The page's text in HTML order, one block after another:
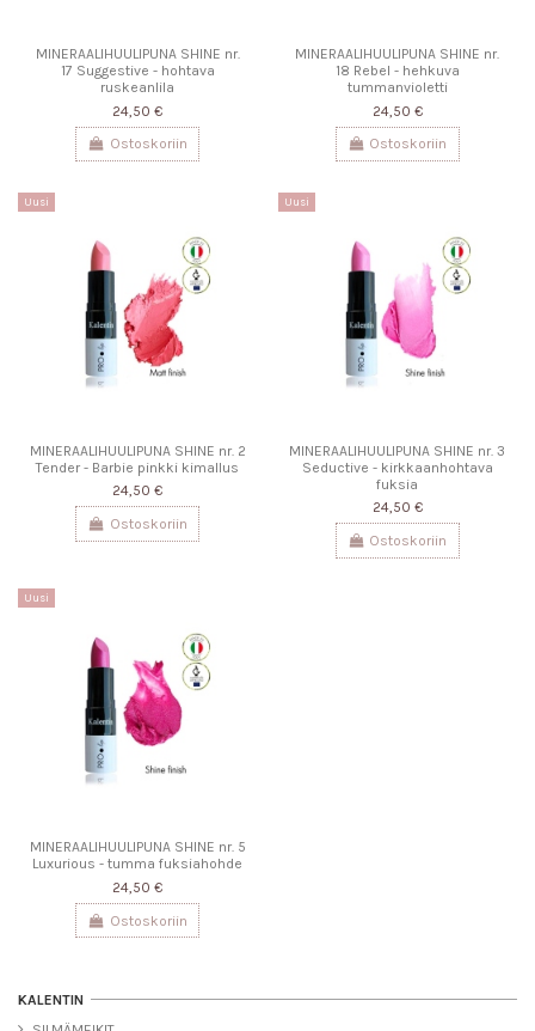
MINERAALIHUULIPUNA SHINE nr.
17 Suggestive - hohtava
ruskeanlila
24,50 €
Ostoskoriin
MINERAALIHUULIPUNA SHINE nr.
18 Rebel - hehkuva
tummanvioletti
24,50 €
Ostoskoriin
Uusi
MINERAALIHUULIPUNA SHINE nr. 2
Tender - Barbie pinkki kimallus
24,50 €
Ostoskoriin
Uusi
MINERAALIHUULIPUNA SHINE nr. 3
Seductive - kirkkaanhohtava
fuksia
24,50 €
Ostoskoriin
Uusi
MINERAALIHUULIPUNA SHINE nr. 5
Luxurious - tumma fuksiahohde
24,50 €
Ostoskoriin
KALENTIN